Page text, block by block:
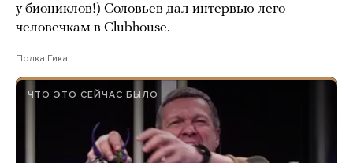
у биониклов!) Соловьев дал интервью лего-
человечкам в Clubhouse.
Полка Гика
ЧТО ЭТО СЕЙЧАС БЫЛО